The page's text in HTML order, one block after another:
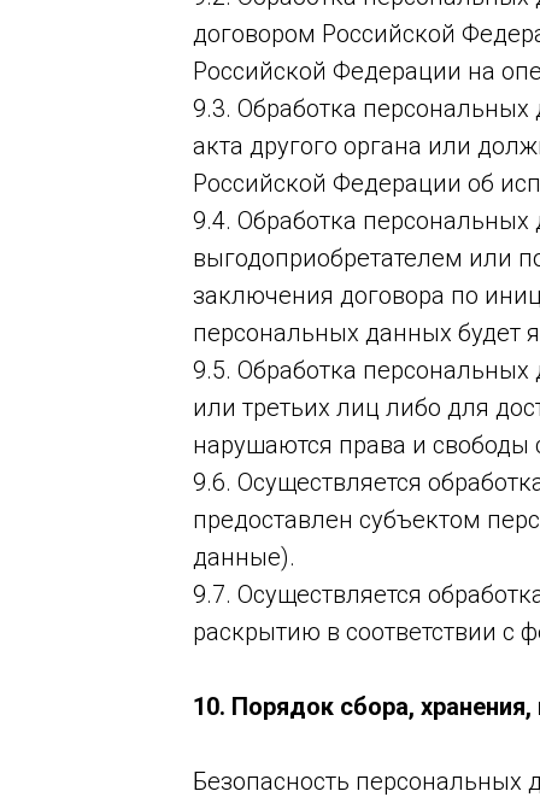
договором Российской
Российской Федерации на
9.3. Обработка
акта другого органа или
Российской Федерации об
9.4. Обработка
выгодоприобретателем или
заключения договора по
персональных данных будет
9.5. Обработка
или третьих лиц либо для
нарушаются права и
9.6. Осуществляется
предоставлен субъектом
данные).
9.7. Осуществляется
раскрытию в соответствии с
10. Порядок сбора,
Безопасность персональных